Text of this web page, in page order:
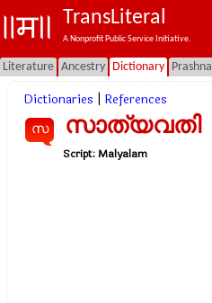
TransLiteral
A Nonprofit Public Service Initiative.
Literature Ancestry Dictionary Prashna
Dictionaries References
സ സാത്യവതി
Script:Malyalam